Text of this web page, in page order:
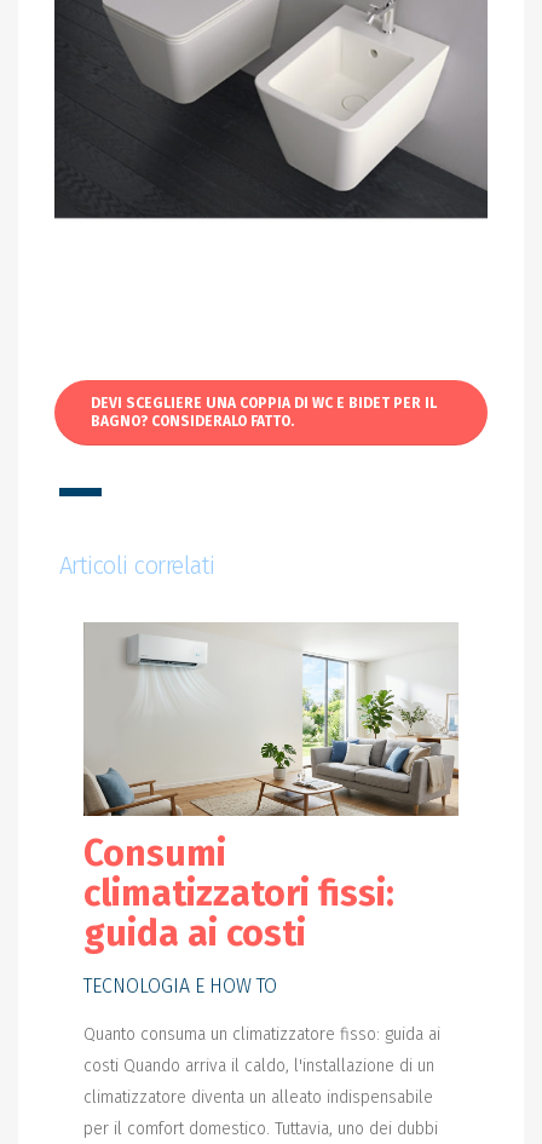
DEVI SCEGLIERE UNA COPPIA DI WC E BIDET PER IL
BAGNO? CONSIDERALO FATTO.
Articoli correlati
Consumi
climatizzatori fissi:
guida ai costi
TECNOLOGIA E HOW TO
Quanto consuma un climatizzatore fisso: guida ai
costi Quando arriva il caldo, l'installazione di un
climatizzatore diventa un alleato indispensabile
per il comfort domestico. Tuttavia, uno dei dubbi